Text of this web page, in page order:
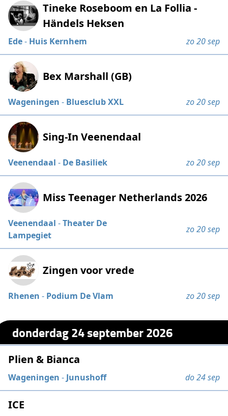
Tineke Roseboom en La Follia -
Händels Heksen
Ede- Huis Kernhem zo 20 sep
Bex Marshall (GB)
Wageningen - Bluesclub XXL zo 20 sep
Sing-In Veenendaal
Veenendaal - De Basiliek zo 20 sep
Miss Teenager Netherlands 2026
Veenendaal -Theater De
Lampegiet
zo 20 sep
Zingen voor vrede
Rhenen - Podium De Vlam zo 20 sep
donderdag 24 september 2026
Plien & Bianca
Wageningen - Junushoff do 24 sep
ICE